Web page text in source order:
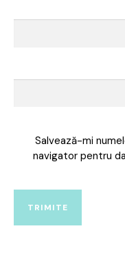
Salvează-mi
navigator pentru